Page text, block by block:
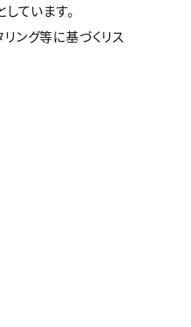
ています。
ング等に基づくリス